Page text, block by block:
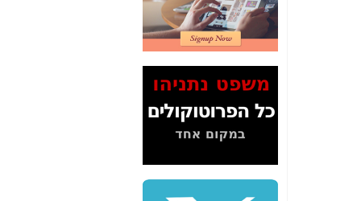
2" על תעלולי השר
משה כחלון -כאן
הסלולר" ואיך מסרסים
את הנתונים לציבור -
כאן
סיכום ביקור בסיליקון